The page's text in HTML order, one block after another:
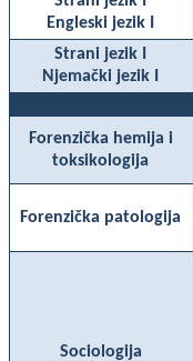
Engleski jezik I
Strani jezik I
Njemački jezik I
Forenzička hemija i
toksikologija
Forenzička patologija
Sociologija